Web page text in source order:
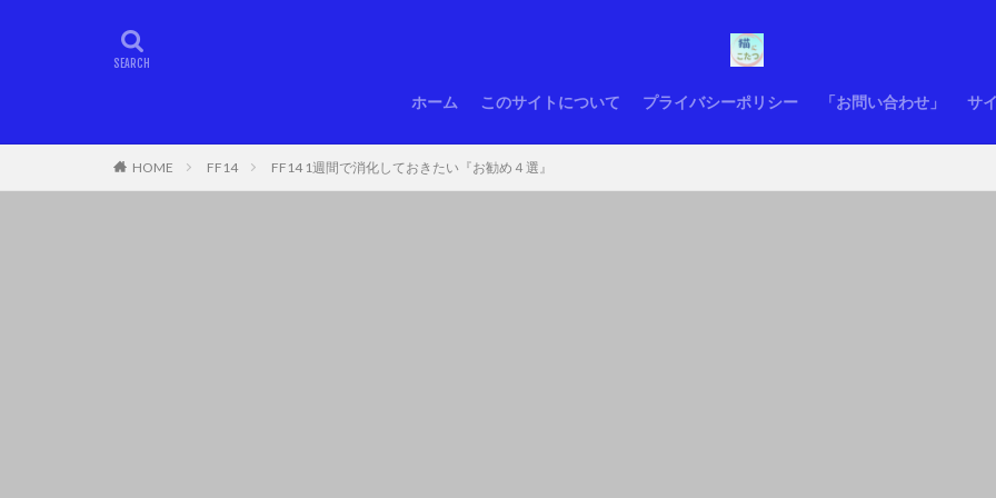
ホーム このサイトについて プライバシーポリシー 「お問い合わせ」 サ
HOME FF14 FF14 1週間で消化しておきたい『お勧め４選』